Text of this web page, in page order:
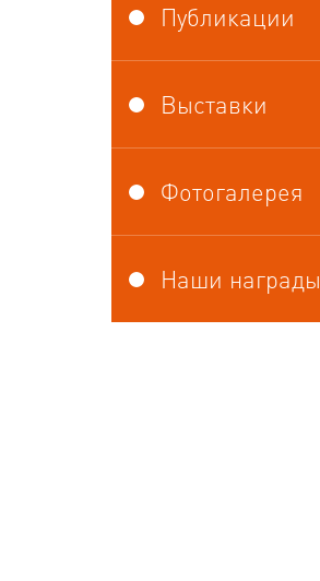
Публикации
Выставки
Фотогалерея
Наши награды